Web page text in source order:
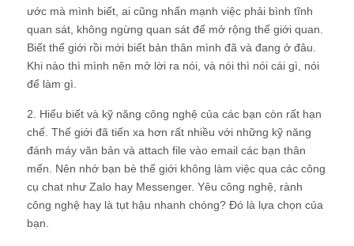
ước mà mình biết, ai cũng nhấn mạnh việc phải bình tĩnh
quan sát, không ngừng quan sát để mở rộng thế giới quan.
Biết thế giới rồi mới biết bản thân mình đã và đang ở đâu.
Khi nào thì mình nên mở lời ra nói, và nói thì nói cái gì, nói
để làm gì.
2. Hiểu biết và kỹ năng công nghệ của các bạn còn rất hạn
chế. Thế giới đã tiến xa hơn rất nhiều với những kỹ năng
đánh máy văn bản và attach file vào email các bạn thân
mến. Nên nhớ bạn bè thế giới không làm việc qua các công
cụ chat như Zalo hay Messenger. Yêu công nghệ, rành
công nghệ hay là tụt hậu nhanh chóng? Đó là lựa chọn của
bạn.